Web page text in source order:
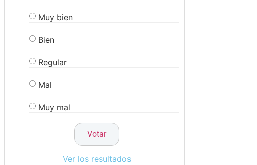
Muy bien
Bien
Regular
Mal
Muy mal
Ver los resultados